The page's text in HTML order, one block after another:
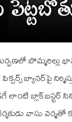
బొమ్మరిల్లు
బ్యాన‌ర్‌పై
లాంటి బ్లాక్‌బ‌స్ట‌ర్
వాసు వర్మతో